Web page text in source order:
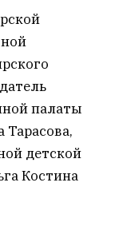
палаты
Тарасова,
детской
Костина